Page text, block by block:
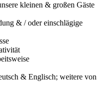
kleinen & großen Gäste
& / oder einschlägige
& Englisch; weitere von